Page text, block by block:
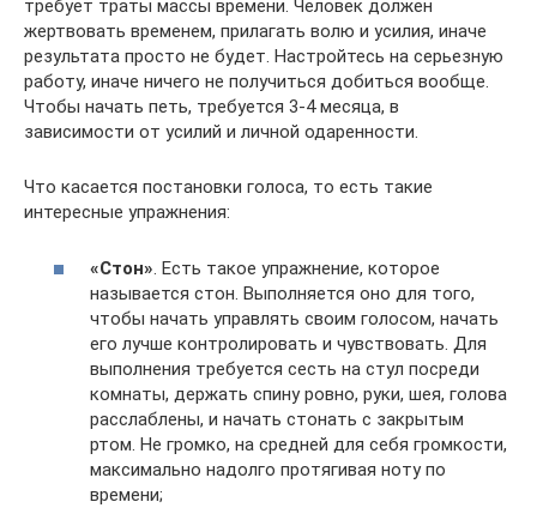
требует траты массы времени. Человек должен
жертвовать временем, прилагать волю и усилия, иначе
результата просто не будет. Настройтесь на серьезную
работу, иначе ничего не получиться добиться вообще.
Чтобы начать петь, требуется 3-4 месяца, в
зависимости от усилий и личной одаренности.
Что касается постановки голоса, то есть такие
интересные упражнения:
«Стон» . Есть такое упражнение, которое
называется стон. Выполняется оно для того,
чтобы начать управлять своим голосом, начать
его лучше контролировать и чувствовать. Для
выполнения требуется сесть на стул посреди
комнаты, держать спину ровно, руки, шея, голова
расслаблены, и начать стонать с закрытым
ртом. Не громко, на средней для себя громкости,
максимально надолго протягивая ноту по
времени;